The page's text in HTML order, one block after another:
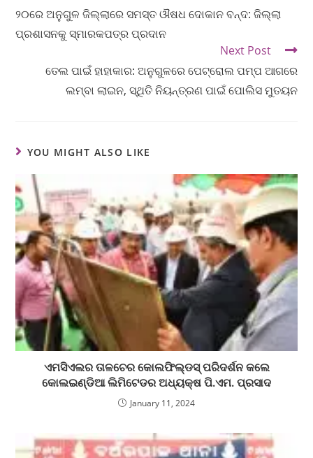
୨୦ରେ ଅନୁଗୁଳ ଜିଲ୍ଲାରେ ସମସ୍ତ ଔଷଧ ଦୋକାନ ବନ୍ଦ: ଜିଲ୍ଲା
ପ୍ରଶାସନକୁ ସ୍ମାରକପତ୍ର ପ୍ରଦାନ
Next Post
ତେଲ ପାଇଁ ହାହାକାର: ଅନୁଗୁଳରେ ପେଟ୍ରୋଲ ପମ୍ପ ଆଗରେ
ଲମ୍ବା ଲାଇନ, ସ୍ଥିତି ନିୟନ୍ତ୍ରଣ ପାଇଁ ପୋଲିସ ମୁତୟନ
YOU MIGHT ALSO LIKE
ଏମସିଏଲର ତାଳଚେର କୋଲଫିଲ୍ଡସ୍ ପରିଦର୍ଶନ କଲେ
କୋଲଇଣ୍ଡିଆ ଲିମିଟେଡର ଅଧ୍ୟକ୍ଷ ପି.ଏମ. ପ୍ରସାଦ
January 11, 2024